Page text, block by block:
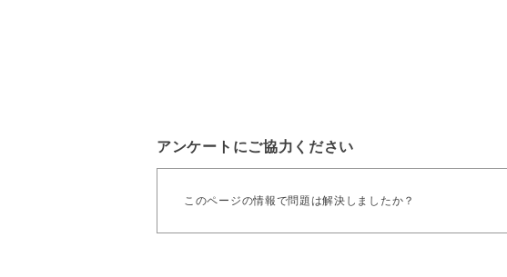
アンケートにご協力ください
このページの情報で問題は解決しましたか？